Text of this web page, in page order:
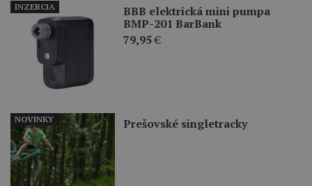
BBB elektrická mini pumpa
BMP-201 BarBank
79,95€
INZERCIA
Prešovské singletracky
NOVINKY